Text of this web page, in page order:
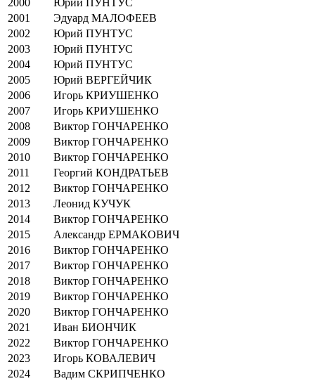
2000
Юрий ПУНТУС
2001
Эдуард МАЛОФЕЕВ
2002
Юрий ПУНТУС
2003
Юрий ПУНТУС
2004
Юрий ПУНТУС
2005
Юрий ВЕРГЕЙЧИК
2006
Игорь КРИУШЕНКО
2007
Игорь КРИУШЕНКО
2008
Виктор ГОНЧАРЕНКО
2009
Виктор ГОНЧАРЕНКО
2010
Виктор ГОНЧАРЕНКО
2011
Георгий КОНДРАТЬЕВ
2012
Виктор ГОНЧАРЕНКО
2013
Леонид КУЧУК
2014
Виктор ГОНЧАРЕНКО
2015
Александр ЕРМАКОВИЧ
2016
Виктор ГОНЧАРЕНКО
2017
Виктор ГОНЧАРЕНКО
2018
Виктор ГОНЧАРЕНКО
2019
Виктор ГОНЧАРЕНКО
2020
Виктор ГОНЧАРЕНКО
2021
Иван БИОНЧИК
2022
Виктор ГОНЧАРЕНКО
2023
Игорь КОВАЛЕВИЧ
2024
Вадим СКРИПЧЕНКО